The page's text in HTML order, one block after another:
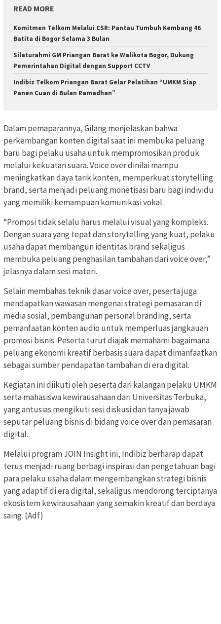
READ MORE
Komitmen Telkom Melalui CSR: Pantau Tumbuh Kembang 46
Batita di Bogor Selama 3 Bulan
Silaturahmi GM Priangan Barat ke Walikota Bogor, Dukung
Pemerintahan Digital dengan Support CCTV
Indibiz Telkom Priangan Barat Gelar Pelatihan “UMKM Siap
Panen Cuan di Bulan Ramadhan”
Dalam pemaparannya, Gilang menjelaskan bahwa
perkembangan konten digital saat ini membuka peluang
baru bagi pelaku usaha untuk mempromosikan produk
melalui kekuatan suara. Voice over dinilai mampu
meningkatkan daya tarik konten, memperkuat storytelling
brand, serta menjadi peluang monetisasi baru bagi individu
yang memiliki kemampuan komunikasi vokal.
“Promosi tidak selalu harus melalui visual yang kompleks.
Dengan suara yang tepat dan storytelling yang kuat, pelaku
usaha dapat membangun identitas brand sekaligus
membuka peluang penghasilan tambahan dari voice over,”
jelasnya dalam sesi materi.
Selain membahas teknik dasar voice over, peserta juga
mendapatkan wawasan mengenai strategi pemasaran di
media sosial, pembangunan personal branding, serta
pemanfaatan konten audio untuk memperluas jangkauan
promosi bisnis. Peserta turut diajak memahami bagaimana
peluang ekonomi kreatif berbasis suara dapat dimanfaatkan
sebagai sumber pendapatan tambahan di era digital.
Kegiatan ini diikuti oleh peserta dari kalangan pelaku UMKM
serta mahasiswa kewirausahaan dari Universitas Terbuka,
yang antusias mengikuti sesi diskusi dan tanya jawab
seputar peluang bisnis di bidang voice over dan pemasaran
digital.
Melalui program JOIN Insight ini, Indibiz berharap dapat
terus menjadi ruang berbagi inspirasi dan pengetahuan bagi
para pelaku usaha dalam mengembangkan strategi bisnis
yang adaptif di era digital, sekaligus mendorong terciptanya
ekosistem kewirausahaan yang semakin kreatif dan berdaya
saing. (Adf)